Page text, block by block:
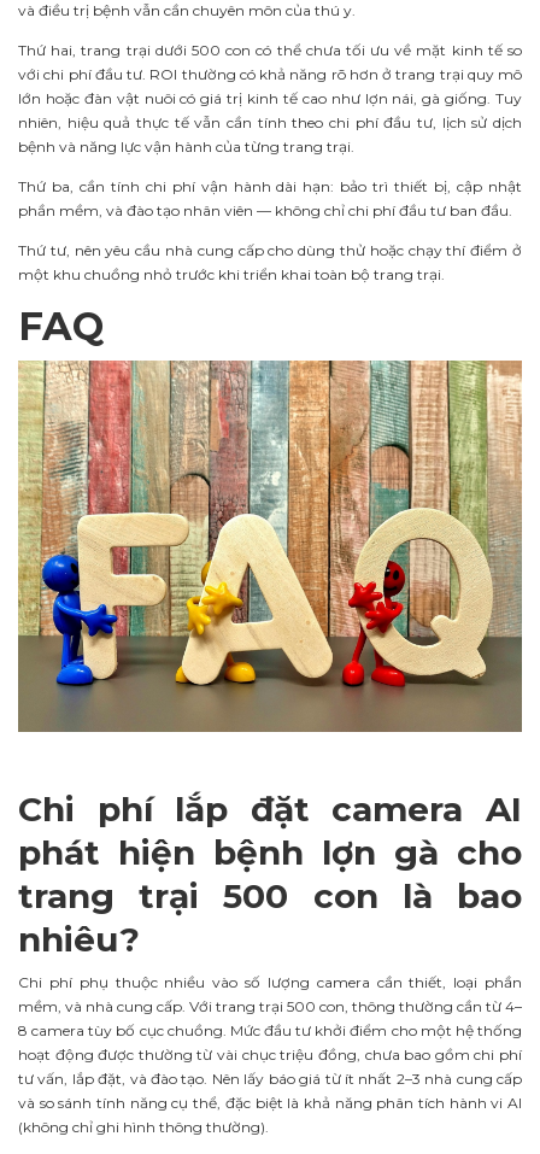
và điều trị bệnh vẫn cần chuyên môn của thú y.
Thứ hai, trang trại dưới 500 con có thể chưa tối ưu về mặt kinh tế so
với chi phí đầu tư. ROI thường có khả năng rõ hơn ở trang trại quy mô
lớn hoặc đàn vật nuôi có giá trị kinh tế cao như lợn nái, gà giống. Tuy
nhiên, hiệu quả thực tế vẫn cần tính theo chi phí đầu tư, lịch sử dịch
bệnh và năng lực vận hành của từng trang trại.
Thứ ba, cần tính chi phí vận hành dài hạn: bảo trì thiết bị, cập nhật
phần mềm, và đào tạo nhân viên — không chỉ chi phí đầu tư ban đầu.
Thứ tư, nên yêu cầu nhà cung cấp cho dùng thử hoặc chạy thí điểm ở
một khu chuồng nhỏ trước khi triển khai toàn bộ trang trại.
FAQ
Chi phí lắp đặt camera AI
phát hiện bệnh lợn gà cho
trang trại 500 con là bao
nhiêu?
Chi phí phụ thuộc nhiều vào số lượng camera cần thiết, loại phần
mềm, và nhà cung cấp. Với trang trại 500 con, thông thường cần từ 4–
8 camera tùy bố cục chuồng. Mức đầu tư khởi điểm cho một hệ thống
hoạt động được thường từ vài chục triệu đồng, chưa bao gồm chi phí
tư vấn, lắp đặt, và đào tạo. Nên lấy báo giá từ ít nhất 2–3 nhà cung cấp
và so sánh tính năng cụ thể, đặc biệt là khả năng phân tích hành vi AI
(không chỉ ghi hình thông thường).